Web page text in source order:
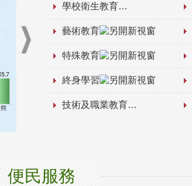
學校衛生教育
藝術教育
特殊教育
終身學習
技術及職業教育
便民服務